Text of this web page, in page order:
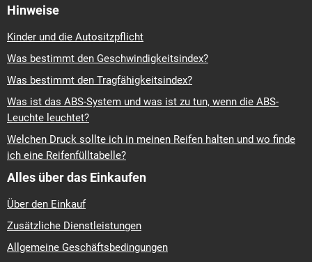
Hinweise
Kinder und die Autositzpflicht
Was bestimmt den Geschwindigkeitsindex?
Was bestimmt den Tragfähigkeitsindex?
Was ist das ABS-System und was ist zu tun, wenn die ABS-
Leuchte leuchtet?
Welchen Druck sollte ich in meinen Reifen halten und wo finde
ich eine Reifenfülltabelle?
Alles über das Einkaufen
Über den Einkauf
Zusätzliche Dienstleistungen
Allgemeine Geschäftsbedingungen